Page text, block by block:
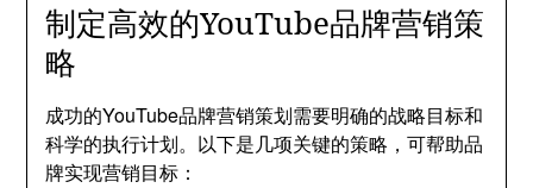
制定高效的YouTube品牌营销策
略
成功的YouTube品牌营销策划需要明确的战略目标和
科学的执行计划。以下是几项关键的策略，可帮助品
牌实现营销目标：